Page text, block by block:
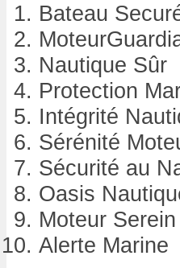
Bateau
Nautique Sûr
Protection
Intégrité
Sérénité
Sécurité au
Oasis
Moteur Serein
Alerte Marine